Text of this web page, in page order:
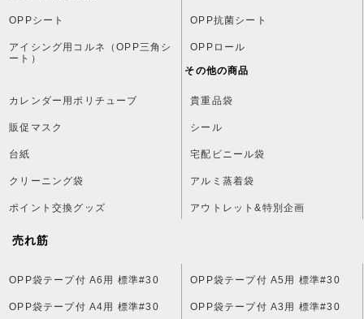
OPPシート OPP抗菌シート
アイシング用コルネ（OPP三角シ
ート）
OPPロール
その他の商品
カレンダー用ポリチューブ 貴重品袋
販促マスク シール
台紙 宅配ビニール袋
クリーニング袋 アルミ蒸着袋
ポイント交換グッズ アウトレット&特別企画
売れ筋
OPP袋テープ付 A6用 標準#30 OPP袋テープ付 A5用 標準#30
OPP袋テープ付 A4用 標準#30 OPP袋テープ付 A3用 標準#30